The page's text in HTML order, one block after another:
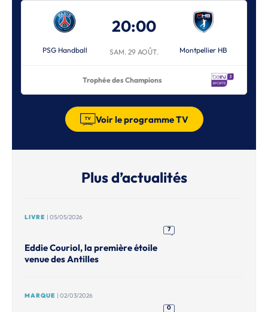
PSG Handball
20:00
SAM. 29 AOÛT. Montpellier HB
Trophée des Champions
Voir le programme TV
Plus d’actualités
LIVRE | 05/05/2026
7
Eddie Couriol, la première étoile
venue des Antilles
MARQUE | 02/03/2026
0